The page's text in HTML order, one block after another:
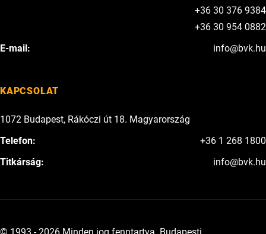
+36 30 376 9384
+36 30 954 0882
E-mail:
info@bvk.hu
KAPCSOLAT
1072 Budapest, Rákóczi út 18. Magyarország
Telefon:
+36 1 268 1800
Titkárság:
info@bvk.hu
© 1993 - 2026 Minden jog fenntartva. Budapesti